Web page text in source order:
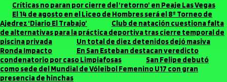
Críticas no paran por cierre del ‘retorno’ en Peaje Las Vegas
El 14 de agosto en el Liceo de Hombres será el 8º Torneo de
Ajedrez ‘Diario El Trabajo’
Club de natación cuestiona falta
de alternativas para la práctica deportiva tras cierre temporal de
piscina privada
Un total de diez detenidos dejó masiva
Ronda Impacto
En San Esteban destacan veredicto
condenatorio por caso Limpiafosas
San Felipe debutó
como sede del Mundial de Vóleibol Femenino U17 con gran
presencia de hinchas